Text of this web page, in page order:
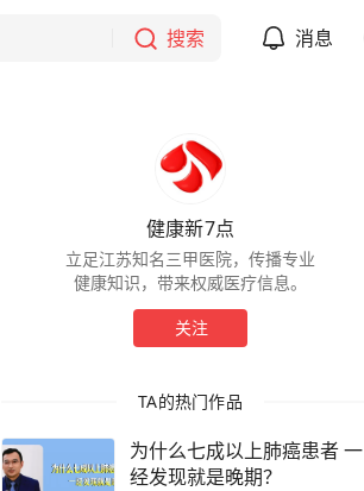
搜索 消息
健康新7点
立足江苏知名三甲医院，传播专业
健康知识，带来权威医疗信息。
关注
TA的热门作品
为什么七成以上肺癌患者 一
经发现就是晚期？